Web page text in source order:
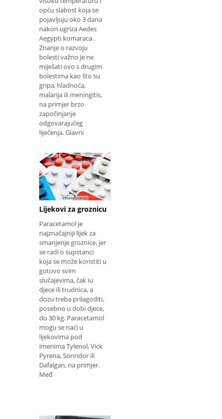
opću slabost koja se
pojavljuju oko 3 dana
nakon ugriza Aedes
Aegypti komaraca .
Znanje o razvoju
bolesti važno je ne
miješati ovo s drugim
bolestima kao što su
gripa, hladnoća,
malarija ili meningitis,
na primjer brzo
započinjanje
odgovarajućeg
liječenja. Glavni
Lijekovi za groznicu
Paracetamol je
najznačajniji lijek za
smanjenje groznice, jer
se radi o supstanci
koja se može koristiti u
gotovo svim
slučajevima, čak iu
djece ili trudnica, a
dozu treba prilagoditi,
posebno u dobi djece,
do 30 kg. Paracetamol
mogu se naći u
lijekovima pod
imenima Tylenol, Vick
Pyrena, Sonridor ili
Dafalgan, na primjer.
Međ